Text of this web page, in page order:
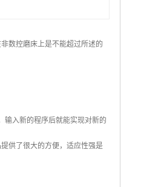
数控磨床上是不能超过所述的
输入新的程序后就能实现对新的
供了很大的方便，适应性强是